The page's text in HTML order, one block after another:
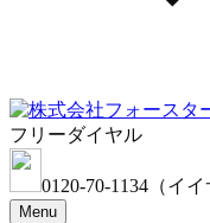
フリーダイヤル
0120-70-1134 （イ
Menu